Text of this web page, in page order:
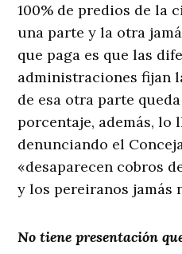
100% de predios de la
una parte y la otra
que paga es que las
administraciones fijan
de esa otra parte
porcentaje, además, lo
denunciando el
«desaparecen cobros
y los pereiranos jamás
No tiene presentación